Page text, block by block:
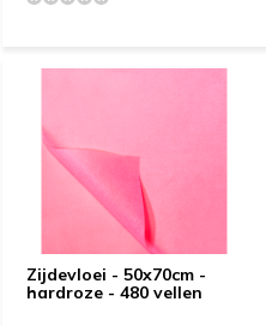
Zijdevloei - 50x70cm -
hardroze - 480 vellen